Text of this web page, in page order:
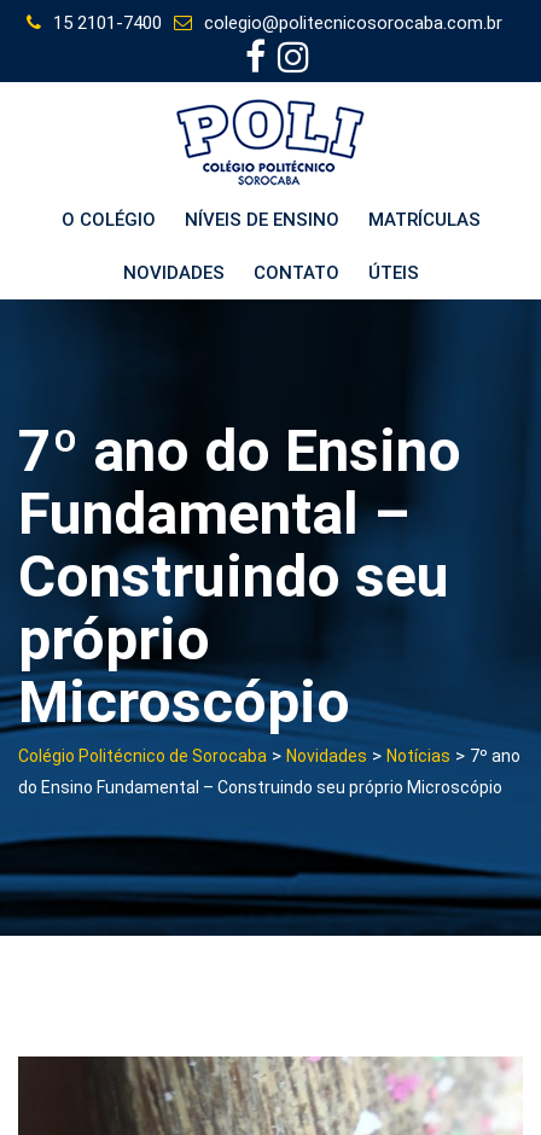
Skip
content
15 2101-7400 colegio@politecnicosorocaba.com.br
O COLÉGIO NÍVEIS DE ENSINO MATRÍCULAS
NOVIDADES CONTATO ÚTEIS
7º ano do Ensino
Fundamental –
Construindo seu
próprio
Microscópio
Colégio Politécnico de Sorocaba > Novidades > Notícias > 7º ano
do Ensino Fundamental – Construindo seu próprio Microscópio